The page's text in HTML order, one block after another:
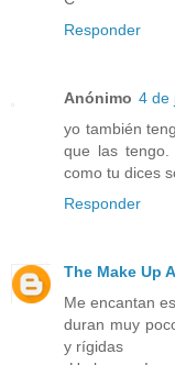
Responder
Anónimo 4 de
yo también
que las
como tu dices
Responder
The Make Up
Me encantan
duran muy
y rígidas